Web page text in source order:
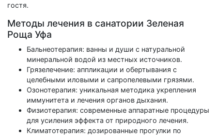
гостя.
Методы лечения в санатории Зеленая
Роща Уфа
Бальнеотерапия: ванны и души с натуральной
минеральной водой из местных источников.
Грязелечение: аппликации и обертывания с
целебными иловыми и сапропелевыми грязями.
Озонотерапия: уникальная методика укрепления
иммунитета и лечения органов дыхания.
Физиотерапия: современные аппаратные процедуры
для усиления эффекта от природного лечения.
Климатотерапия: дозированные прогулки по